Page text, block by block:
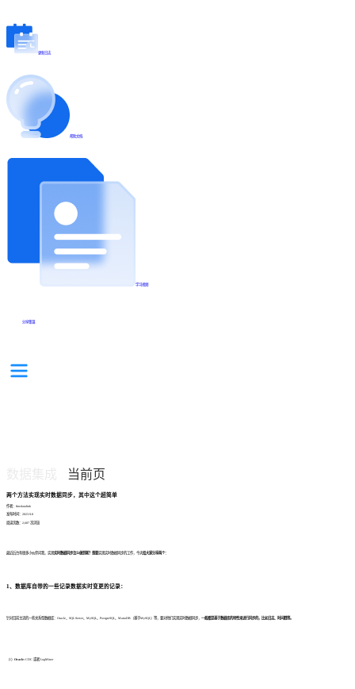
更新日志
帮助文档
学习视频
分享集锦
当前页
两个方法实现实时数据同步，其中这个超简单
作者：finedatalink
发布时间：2023.9.8
阅读次数：2,687 次浏览
最近后台有很多小伙伴问我，实现实时数据同步怎么做到呢？想要实现实时数据同步的工作，今天给大家分享两个：
1、数据库自带的一些记录数据实时变更的记录：
针对目前主流的一些关系型数据库：Oracle、SQL Server、MySQL、PostgreSQL、MariaDB（基于MySQL）等，要对他们实现实时数据同步， 一般都是基于数据库的特性来进行同步的，比如日志、时间戳等。
（1） Oracle: CDC 或者 LogMiner